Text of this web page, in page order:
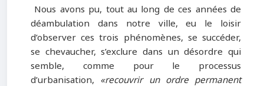
Nous avons pu, tout au long de ces années de
déambulation dans notre ville, eu le loisir
d’observer ces trois phénomènes, se succéder,
se chevaucher, s’exclure dans un désordre qui
semble, comme pour le processus
d’urbanisation, «recouvrir un ordre permanent